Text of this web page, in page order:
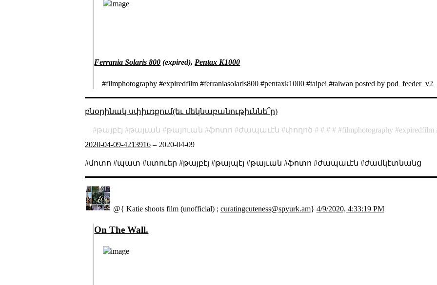
Ferrania Solaris 800 (expired), Pentax K1000
#filmphotography #expiredfilm #ferraniasolaris800 #pentaxk1000 #taipei #taiwan posted bypod_feeder_v2
բնօրինակ սփիւռքում(եւ մեկնաբանութիւննե՞ր)
թայբէյ թայւան թայուան ֆոտո ժապաւէն փողոծ filmphotography expiredfilm
2020-04-09-4213916 – 2020-04-09
#մոտո #պատ #ստուեր #թայբէյ #թայպէյ #թայւան #ֆոտո #ժապաւէն #ժամկէտնանց
@{ Katie shoots film (unofficial) ; curatingcuteness@spyurk.am} 4/9/2020, 4:33:19 PM
On The Wall.